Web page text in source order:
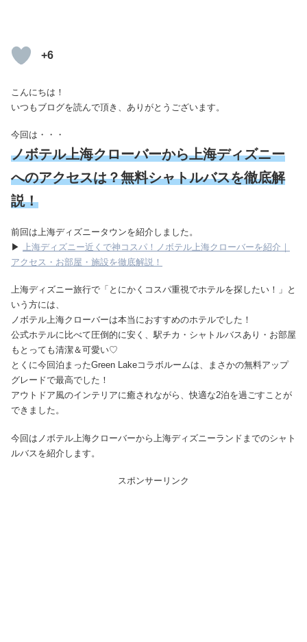
+6
こんにちは！
いつもブログを読んで頂き、ありがとうございます。
今回は・・・
ノボテル上海クローバーから上海ディズニー
へのアクセスは？無料シャトルバスを徹底解
説！
前回は上海ディズニータウンを紹介しました。
▶ 上海ディズニー近くで神コスパ！ノボテル上海クローバーを紹介｜
アクセス・お部屋・施設を徹底解説！
上海ディズニー旅行で「とにかくコスパ重視でホテルを探したい！」と
いう方には、
ノボテル上海クローバーは本当におすすめのホテルでした！
公式ホテルに比べて圧倒的に安く、駅チカ・シャトルバスあり・お部屋
もとっても清潔＆可愛い♡
とくに今回泊まったGreen Lakeコラボルームは、まさかの無料アップ
グレードで最高でした！
アウトドア風のインテリアに癒されながら、快適な2泊を過ごすことが
できました。
今回はノボテル上海クローバーから上海ディズニーランドまでのシャト
ルバスを紹介します。
スポンサーリンク